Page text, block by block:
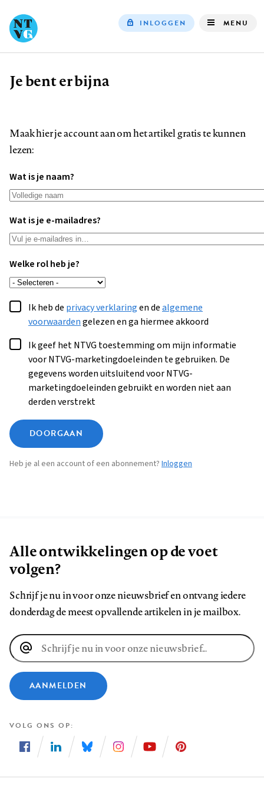
INLOGGEN MENU
Kruimelpad
Je bent er bijna
Maak hier je account aan om het artikel gratis te kunnen
lezen:
Wat is je naam?
Wat is je e-mailadres?
Welke rol heb je?
Ik heb de privacy verklaringen dealgemene
voorwaardengelezen en ga hiermee akkoord
Ik geef het NTVG toestemming om mijn informatie
voor NTVG-marketingdoeleinden te gebruiken. De
gegevens worden uitsluitend voor NTVG-
marketingdoeleinden gebruikt en worden niet aan
derden verstrekt
DOORGAAN
Heb je al een account of een abonnement? Inloggen
Alle ontwikkelingen op de voet
volgen?
Schrijf je nu in voor onze nieuwsbrief en ontvang iedere
donderdag de meest opvallende artikelen in je mailbox.
E-
mailadres
AANMELDEN
VOLG ONS OP
ons
ons
ons
ons
ons
ons